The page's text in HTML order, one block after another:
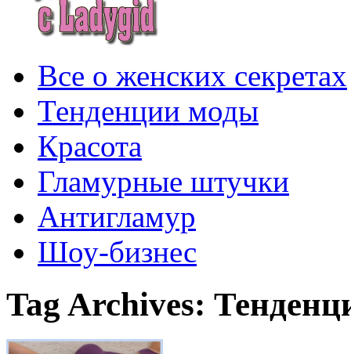
Все о женских секретах
Тенденции моды
Красота
Гламурные штучки
Антигламур
Шоу-бизнес
Tag Archives: